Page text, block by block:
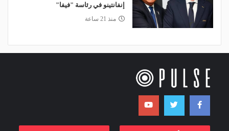
إنفانتينو في رئاسة "فيفا"
منذ 21 ساعة